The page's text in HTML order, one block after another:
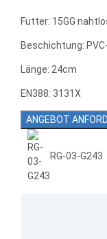
Futter: 15GG
Beschichtung:
Länge: 24cm
EN388: 3131X
ANGEBOT
RG-03-G243